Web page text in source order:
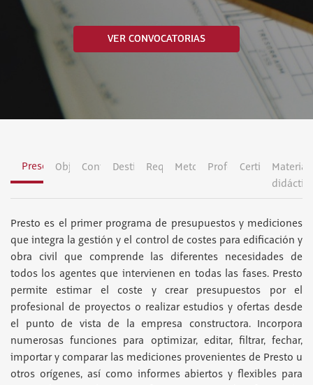
VER CONVOCATORIAS
Presentación
ObjetivosContenidosDestinatariosRequisitosMetodologíaProfesoradoCertificación
Material
Presto es el primer programa de presupuestos y mediciones
que integra la gestión y el control de costes para edificación y
obra civil que comprende las diferentes necesidades de
todos los agentes que intervienen en todas las fases. Presto
permite estimar el coste y crear presupuestos por el
profesional de proyectos o realizar estudios y ofertas desde
el punto de vista de la empresa constructora. Incorpora
numerosas funciones para optimizar, editar, filtrar, fechar,
importar y comparar las mediciones provenientes de Presto u
otros orígenes, así como informes abiertos y flexibles para